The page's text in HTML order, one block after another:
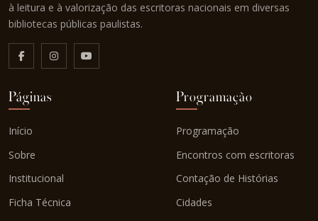
à leitura e à valorização das escritoras nacionais em diversas
bibliotecas públicas paulistas.
Páginas
Início
Sobre
Institucional
Ficha Técnica
Programação
Programação
Encontros com escritoras
Contação de Histórias
Cidades